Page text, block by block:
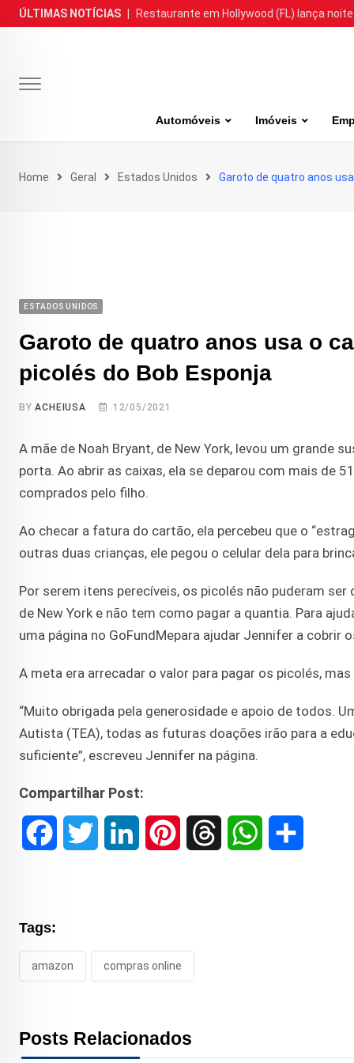
Skip
to
ÚLTIMAS NOTÍCIAS Restaurante em Hollywood (FL) lança
Automóveis Imóveis
Home Geral Estados Unidos Garoto de quatro anos
ESTADOS UNIDOS
Garoto de quatro anos usa o
picolés do Bob Esponja
BYACHEIUSA 12/05/2021
A mãe de Noah Bryant, de New York, levou um grande
porta. Ao abrir as caixas, ela se deparou com mais de
comprados pelo filho.
Ao checar a fatura do cartão, ela percebeu que o
outras duas crianças, ele pegou o celular dela para
Por serem itens perecíveis, os picolés não puderam
de New York e não tem como pagar a quantia. Para
uma página no GoFundMepara ajudar Jennifer a cobrir
A meta era arrecadar o valor para pagar os picolés,
“Muito obrigada pela generosidade e apoio de todos.
Autista (TEA), todas as futuras doações irão para a
suficiente”, escreveu Jennifer na página.
Compartilhar Post:
b
o r
e
I
e
e
Tags:
amazon compras online
Posts Relacionados